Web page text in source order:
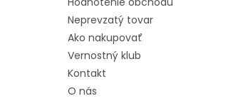
Neprevzatý tovar
Ako nakupovať
Vernostný klub
Kontakt
O nás